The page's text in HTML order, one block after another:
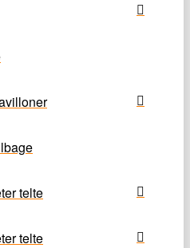
telte
telte